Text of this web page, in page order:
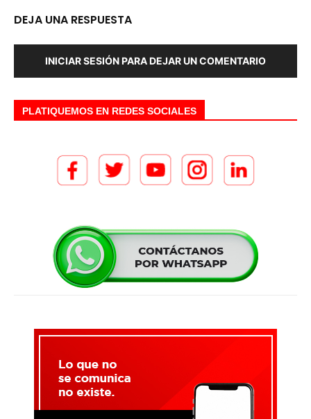
DEJA UNA RESPUESTA
INICIAR SESIÓN PARA DEJAR UN COMENTARIO
PLATIQUEMOS EN REDES SOCIALES